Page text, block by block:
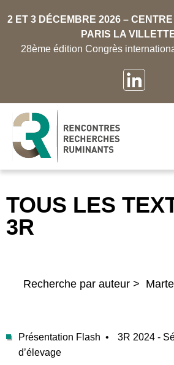
2 ET 3 DÉCEMBRE 2026 –
PARIS LA
28ème édition Congrès
TOUS LES
3R
Recherche par auteur >
Présentation Flash •
3R 2024 -
d’élevage